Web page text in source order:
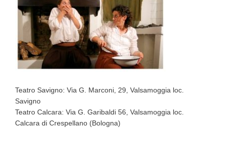
Teatro Savigno: Via G. Marconi, 29, Valsamoggia loc.
Savigno
Teatro Calcara: Via G. Garibaldi 56, Valsamoggia loc.
Calcara di Crespellano (Bologna)